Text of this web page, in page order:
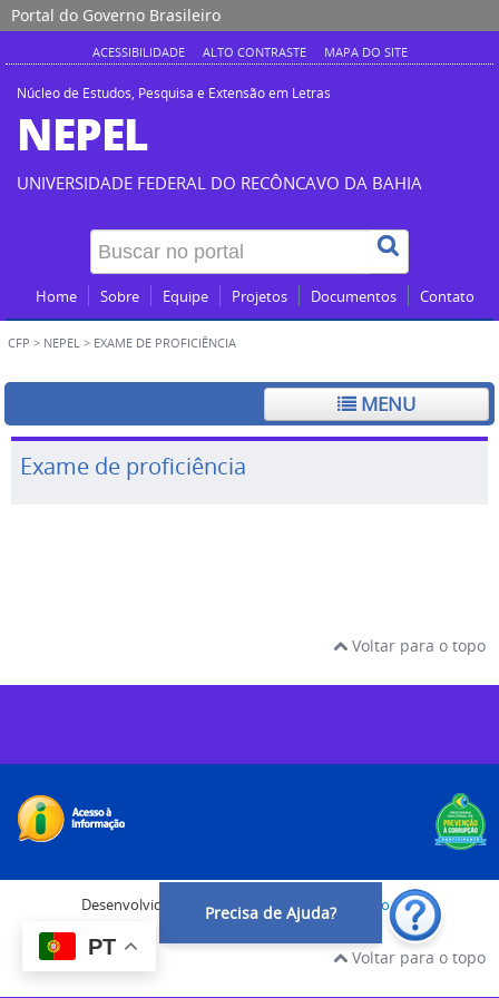
Portal do Governo Brasileiro
ACESSIBILIDADE ALTO CONTRASTE MAPA DO SITE
Núcleo de Estudos, Pesquisa e Extensão em Letras
NEPEL
UNIVERSIDADE FEDERAL DO RECÔNCAVO DA BAHIA
PT
Home Sobre Equipe Projetos Documentos Contato
CFP > NEPEL > EXAME DE PROFICIÊNCIA
MENU
Exame de proficiência
Voltar para o topo
Desenvolvido com o CMS de código aberto Joomla!
Voltar para o topo
Precisa de Ajuda?